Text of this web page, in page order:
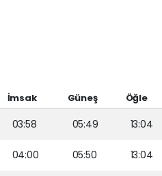
İmsak Güneş Öğle
03:58 05:49 13:04
04:00 05:50 13:04